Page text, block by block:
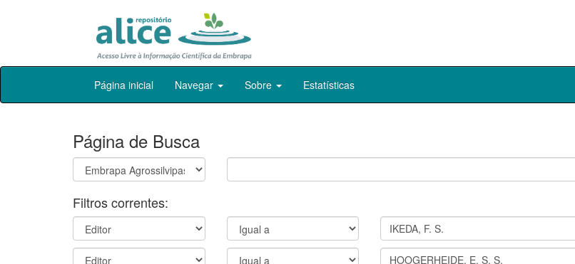
Skip
Página inicial Navegar Sobre Estatísticas
Página de Busca
Filtros correntes: